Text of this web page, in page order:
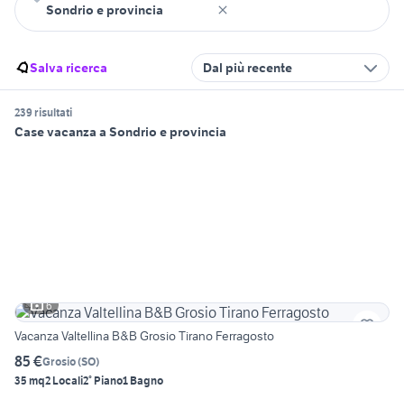
Salva ricerca Dal più recente
239 risultati
Case vacanza a Sondrio e provincia
6
Vacanza Valtellina B&B Grosio Tirano Ferragosto
85 €Grosio(SO)
35 mq2 Locali2° Piano1 Bagno